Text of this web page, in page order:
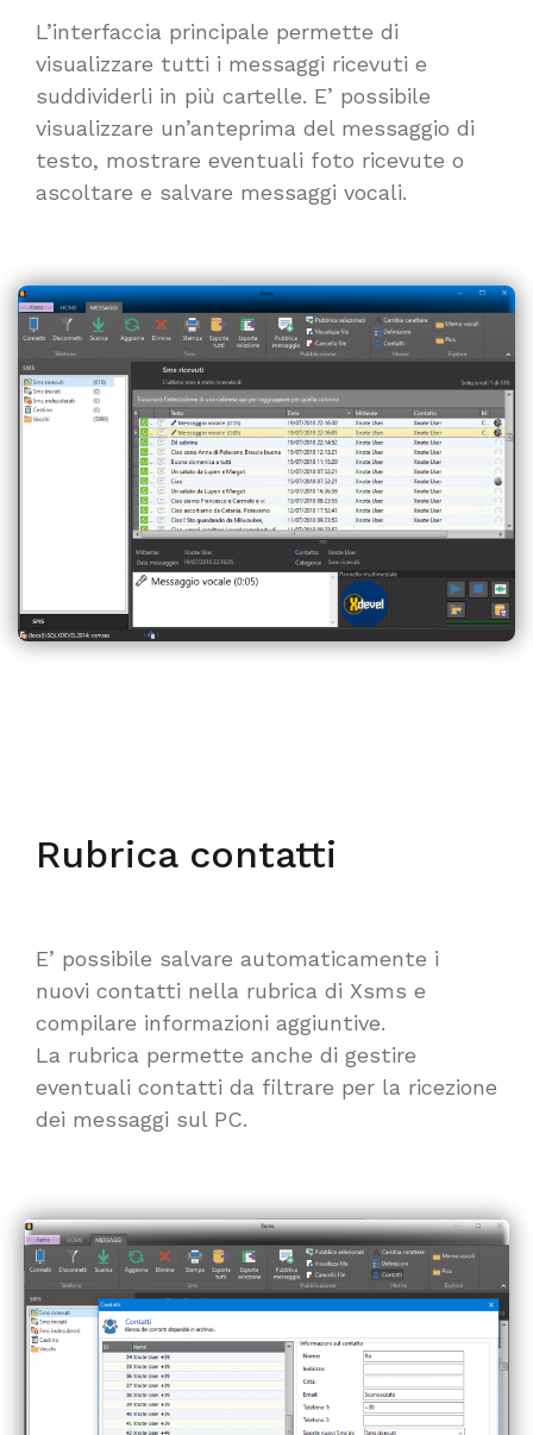
L’interfaccia principale permette di
visualizzare tutti i messaggi ricevuti e
suddividerli in più cartelle. E’ possibile
visualizzare un’anteprima del messaggio di
testo, mostrare eventuali foto ricevute o
ascoltare e salvare messaggi vocali.
Rubrica contatti
E’ possibile salvare automaticamente i
nuovi contatti nella rubrica di Xsms e
compilare informazioni aggiuntive.
La rubrica permette anche di gestire
eventuali contatti da filtrare per la ricezione
dei messaggi sul PC.